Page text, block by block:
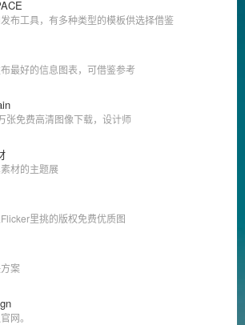
布工具，有多种类型的模板供选择借鉴
最好的信息图表，可借鉴参考
张免费高清图像下载，设计师
材的主题展
里挑的版权免费优质图
案
网。